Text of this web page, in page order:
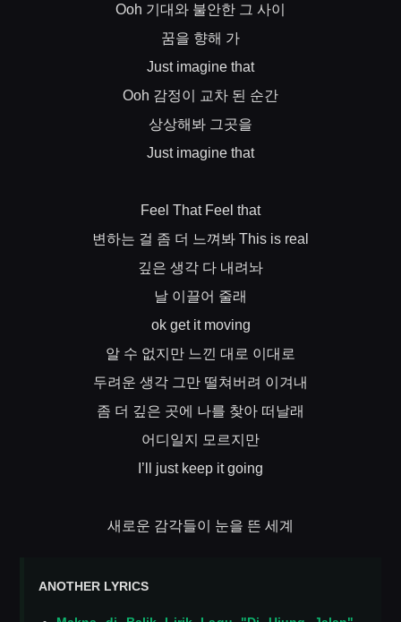
Ooh 기대와 불안한 그 사이
꿈을 향해 가
Just imagine that
Ooh 감정이 교차 된 순간
상상해봐 그곳을
Just imagine that
Feel That Feel that
변하는 걸 좀 더 느껴봐 This is real
깊은 생각 다 내려놔
날 이끌어 줄래
ok get it moving
알 수 없지만 느낀 대로 이대로
두려운 생각 그만 떨쳐버려 이겨내
좀 더 깊은 곳에 나를 찾아 떠날래
어디일지 모르지만
I’ll just keep it going
새로운 감각들이 눈을 뜬 세계
ANOTHER LYRICS